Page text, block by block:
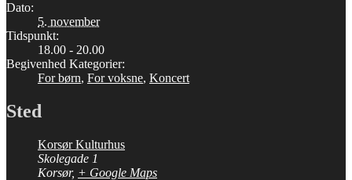
Dato:
5. november
Tidspunkt:
18.00 - 20.00
Begivenhed Kategorier:
For børn, For voksne, Koncert
Sted
Korsør Kulturhus
Skolegade 1
Korsør, + Google Maps